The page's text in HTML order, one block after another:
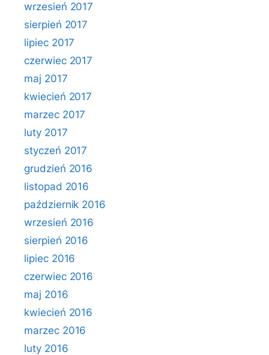
wrzesień 2017
sierpień 2017
lipiec 2017
czerwiec 2017
maj 2017
kwiecień 2017
marzec 2017
luty 2017
styczeń 2017
grudzień 2016
listopad 2016
październik 2016
wrzesień 2016
sierpień 2016
lipiec 2016
czerwiec 2016
maj 2016
kwiecień 2016
marzec 2016
luty 2016